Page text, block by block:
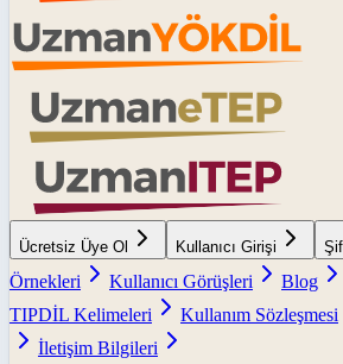
Ücretsiz Üye Ol Kullanıcı Girişi
Örnekleri
Kullanıcı Görüşleri Blog
TIPDİL Kelimeleri
Kullanım Sözleşmesi
İletişim Bilgileri